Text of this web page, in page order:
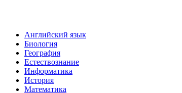
Английский язык
Биология
География
Естествознание
Информатика
История
Математика